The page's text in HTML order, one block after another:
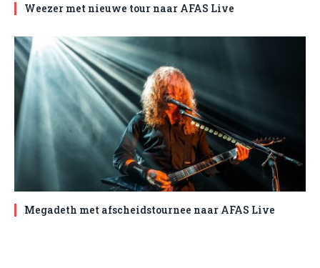
Weezer met nieuwe tour naar AFAS Live
Megadeth met afscheidstournee naar AFAS Live